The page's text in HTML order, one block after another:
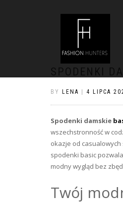
SPODENKI
BY LENA 4 LIPCA
Spodenki damskie
wszechstronność w
okazje od casualowych
spodenki basic
modny wygląd bez
Twój